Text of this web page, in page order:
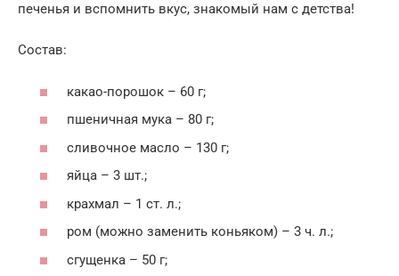
печенья и вспомнить вкус, знакомый нам с детства!
Состав:
какао-порошок – 60 г;
пшеничная мука – 80 г;
сливочное масло – 130 г;
яйца – 3 шт.;
крахмал – 1 ст. л.;
ром (можно заменить коньяком) – 3 ч. л.;
сгущенка – 50 г;